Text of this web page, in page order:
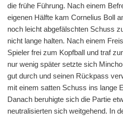
die frühe Führung. Nach einem
eigenen Hälfte kam Cornelius Boll
noch leicht abgefälschten Schuss
nicht lange halten. Nach einem
Spieler frei zum Kopfball und traf
nur wenig später setzte sich
gut durch und seinen Rückpass
mit einem satten Schuss ins lange
Danach beruhigte sich die Partie
neutralisierten sich weitgehend. In